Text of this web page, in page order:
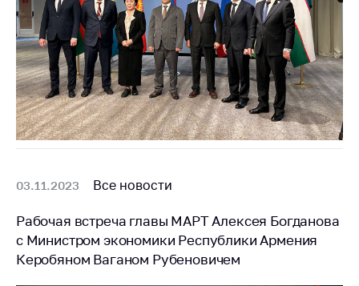
Идеологическая
работа
Официальные
геральдические
символы
5 лет МАРТ
Ценовая политика
регулирование и
конкуренция
Торговля и услуги
03.11.2023 Все новости
Рабочая встреча главы МАРТ Алексея Богданова
с Министром экономики Республики Армения
Керобяном Ваганом Рубеновичем